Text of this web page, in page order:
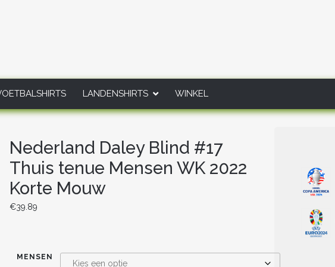
LANDENSHIRTS WINKEL
Nederland Daley Blind #17
Thuis tenue Mensen WK 2022
Korte Mouw
€39.89
MENSEN